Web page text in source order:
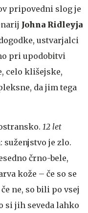
pripovedni slog je
Johna Ridleyja
ustvarjalci
pri upodobitvi
celo klišejske,
da jim tega
12 let
suženjstvo je zlo.
črno-bele,
kože – če so se
ne, so bili po vsej
si jih seveda lahko